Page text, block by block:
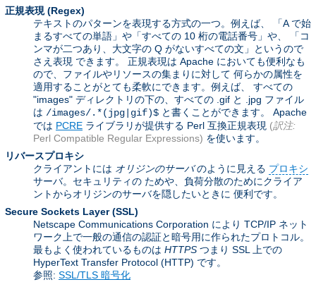
正規表現 (Regex)
テキストのパターンを表現する方式の一つ。例えば、 「A で始
まるすべての単語」や「すべての 10 桁の電話番号」や、 「コ
ンマが二つあり、大文字の Q がないすべての文」というので
さえ表現 できます。 正規表現は Apache においても便利なも
ので、ファイルやリソースの集まりに対して 何らかの属性を
適用することがとても柔軟にできます。例えば、 すべての
"images" ディレクトリの下の、すべての .gif と .jpg ファイル
は /images/.*(jpg|gif)$ と書くことができます。 Apache
では PCRE ライブラリが提供する Perl 互換正規表現 (訳注:
Perl Compatible Regular Expressions) を使います。
リバースプロキシ
クライアントには オリジンのサーバのように見える プロキシ
サーバ。セキュリティの ためや、負荷分散のためにクライア
ントからオリジンのサーバを隠したいときに 便利です。
Secure Sockets Layer (SSL)
Netscape Communications Corporation により TCP/IP ネット
ワーク上で一般の通信の認証と暗号用に作られたプロトコル。
最もよく使われているものは HTTPS つまり SSL 上での
HyperText Transfer Protocol (HTTP) です。
参照: SSL/TLS 暗号化